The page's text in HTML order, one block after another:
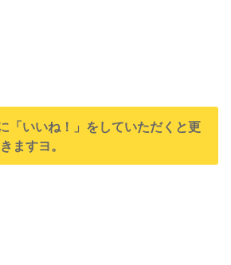
「いいね！」をしていただくと更
ますヨ。